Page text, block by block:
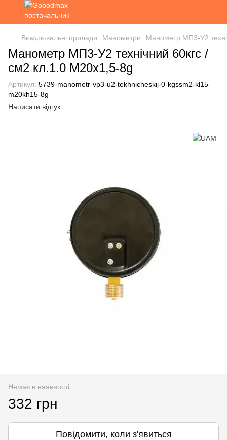
Вимірювальні прилади Манометри Манометр МП3-У2
Манометр МП3-У2 технічний 60кгс /
см2 кл.1.0 М20х1,5-8g
Артикул: 5739-manometr-vp3-u2-tekhnicheskij-0-kgssm2-kl15-
m20kh15-8g
Написати відгук
Немає в наявності
332 грн
Повідомити, коли з'явиться